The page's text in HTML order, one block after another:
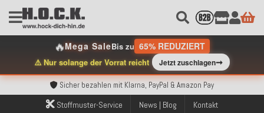
🔥Mega SaleBis zu 65% REDUZIERT
⚠️ Nur solange der Vorrat reicht Jetzt zuschlagen➞
Kostenloser Versand innerhalb Deutschlands ab 99€ Bestellwert
Über 120.000 erfolgreich versendete Bestellungen
Sicher bezahlen mit Klarna, PayPal & Amazon Pay
Kostenloser Versand innerhalb Deutschlands ab 99€ Bestellwert
Über 120.000 erfolgreich versendete Bestellungen
Stoffmuster-Service News | Blog Kontakt